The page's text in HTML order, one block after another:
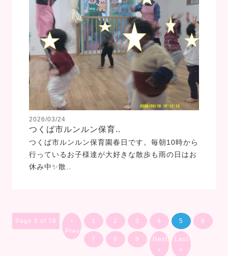
2026/03/24
つくば市ルンルン保育..
つくば市ルンルン保育園春日です。毎朝10時から
行っているお子様達が大好きな散歩も雨の日はお
休み中✨散..
Page 5 of 78
‹
Previous
1 2 3 4 5 6
7 8 9
Next
›
Last
»